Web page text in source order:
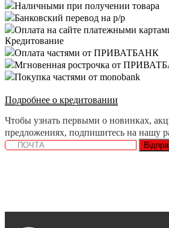
Наличными при получении товара
Банковский перевод на р/р
Оплата на сайте платежными
Кредитование
Оплата частями от ПРИВАТБАНК
Мгновенная рострочка от
Покупка частями от monobank
Подробнее о кредитовании
Чтобы узнать первыми о новинках,
предложениях, подпишитесь на нашу